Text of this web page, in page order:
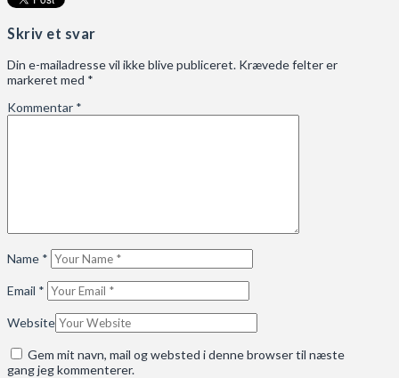
Skriv et svar
Din e-mailadresse vil ikke blive publiceret. Krævede felter er
markeret med *
Kommentar *
Name *
Email *
Website
Gem mit navn, mail og websted i denne browser til næste
gang jeg kommenterer.